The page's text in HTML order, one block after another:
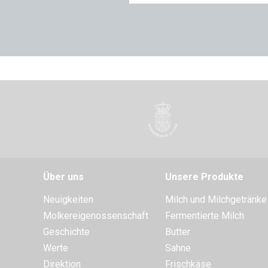
Über uns
Neuigkeiten
Molkereigenossenschaft
Geschichte
Werte
Direktion
Unsere Produkte
Milch und Milchgetränke
Fermentierte Milch
Butter
Sahne
Frischkäse